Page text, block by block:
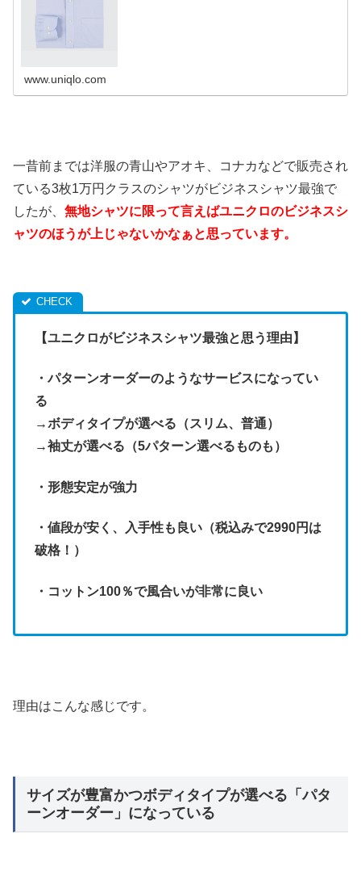
www.uniqlo.com
一昔前までは洋服の青山やアオキ、コナカなどで販売され
ている3枚1万円クラスのシャツがビジネスシャツ最強で
したが、 無地シャツに限って言えばユニクロのビジネスシ
ャツのほうが上じゃないかなぁと思っています。
【ユニクロがビジネスシャツ最強と思う理由】
・パターンオーダーのようなサービスになってい
る
→ボディタイプが選べる（スリム、普通）
→袖丈が選べる（5パターン選べるものも）
・形態安定が強力
・値段が安く、入手性も良い（税込みで2990円は
破格！）
・コットン100％で風合いが非常に良い
理由はこんな感じです。
サイズが豊富かつボディタイプが選べる「パタ
ーンオーダー」になっている